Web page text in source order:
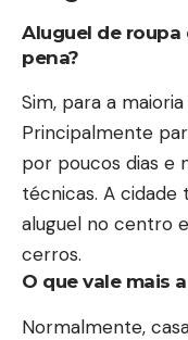
Aluguel de roupa
pena?
Sim, para a
Principalmente
por poucos dias e
técnicas. A
aluguel no centro
cerros.
O que vale mais
Normalmente,